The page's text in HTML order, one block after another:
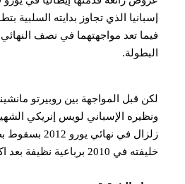
الذي تجاوز بدايته السلبية بتطور
تعد مواجهتهما في نصف النهائي بمتعة
قبل المواجهة بين روبيرتو مانشيني مدرب
الإسباني لويس إنريكي الشهير
نظيفة بعد اكتساح تام لعبا ونتيجة.